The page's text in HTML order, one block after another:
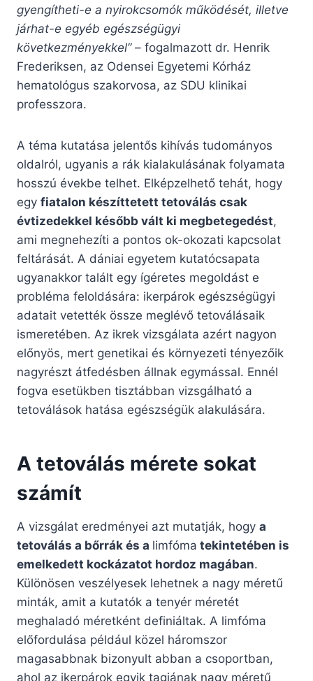
gyengítheti-e a nyirokcsomók működését, illetve
járhat-e egyéb egészségügyi
következményekkel” – fogalmazott dr. Henrik
Frederiksen, az Odensei Egyetemi Kórház
hematológus szakorvosa, az SDU klinikai
professzora.
A téma kutatása jelentős kihívás tudományos
oldalról, ugyanis a rák kialakulásának folyamata
hosszú évekbe telhet. Elképzelhető tehát, hogy
egy fiatalon készíttetett tetoválás csak
évtizedekkel később vált ki megbetegedést,
ami megnehezíti a pontos ok-okozati kapcsolat
feltárását. A dániai egyetem kutatócsapata
ugyanakkor talált egy ígéretes megoldást e
probléma feloldására: ikerpárok egészségügyi
adatait vetették össze meglévő tetoválásaik
ismeretében. Az ikrek vizsgálata azért nagyon
előnyös, mert genetikai és környezeti tényezőik
nagyrészt átfedésben állnak egymással. Ennél
fogva esetükben tisztábban vizsgálható a
tetoválások hatása egészségük alakulására.
A tetoválás mérete sokat
számít
A vizsgálat eredményei azt mutatják, hogy a
tetoválás a bőrrák és a limfóma tekintetében is
emelkedett kockázatot hordoz magában.
Különösen veszélyesek lehetnek a nagy méretű
minták, amit a kutatók a tenyér méretét
meghaladó méretként definiáltak. A limfóma
előfordulása például közel háromszor
magasabbnak bizonyult abban a csoportban,
ahol az ikerpárok egyik tagjának nagy méretű